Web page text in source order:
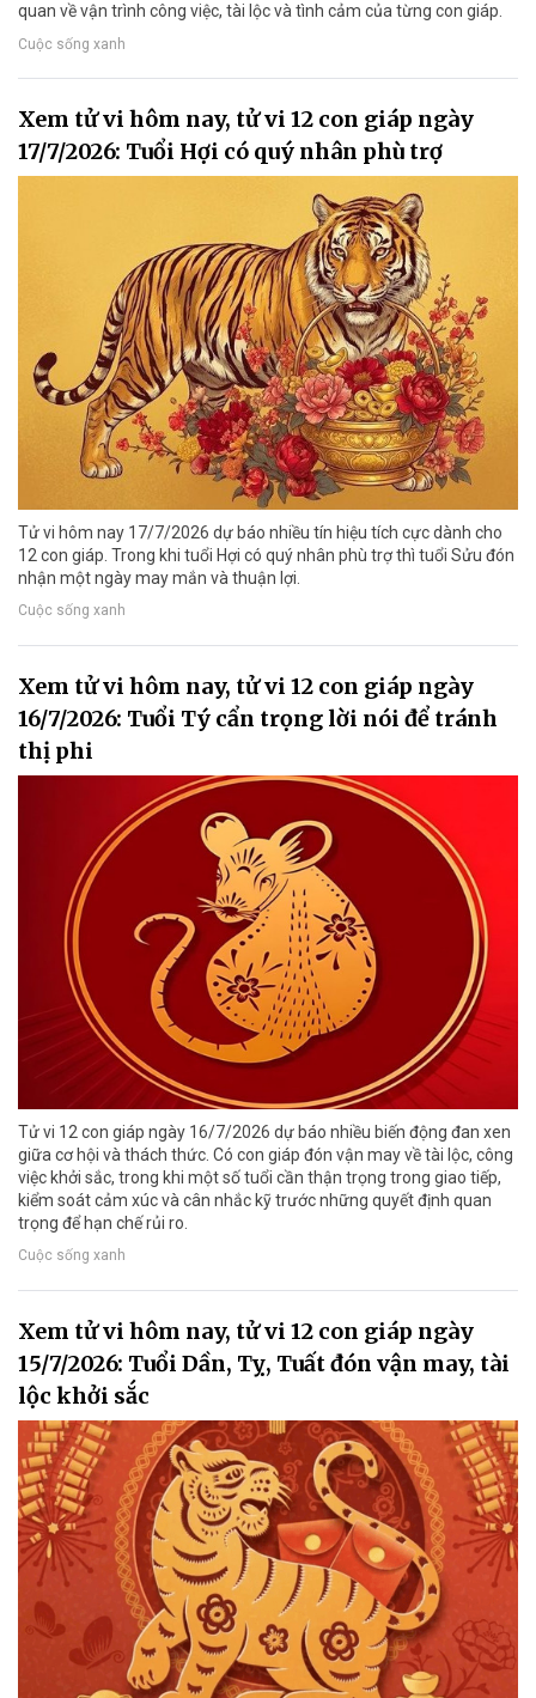
quan về vận trình công việc, tài lộc và tình cảm của từng con giáp.
Cuộc sống xanh
Xem tử vi hôm nay, tử vi 12 con giáp ngày
17/7/2026: Tuổi Hợi có quý nhân phù trợ
Tử vi hôm nay 17/7/2026 dự báo nhiều tín hiệu tích cực dành cho
12 con giáp. Trong khi tuổi Hợi có quý nhân phù trợ thì tuổi Sửu đón
nhận một ngày may mắn và thuận lợi.
Cuộc sống xanh
Xem tử vi hôm nay, tử vi 12 con giáp ngày
16/7/2026: Tuổi Tý cẩn trọng lời nói để tránh
thị phi
Tử vi 12 con giáp ngày 16/7/2026 dự báo nhiều biến động đan xen
giữa cơ hội và thách thức. Có con giáp đón vận may về tài lộc, công
việc khởi sắc, trong khi một số tuổi cần thận trọng trong giao tiếp,
kiểm soát cảm xúc và cân nhắc kỹ trước những quyết định quan
trọng để hạn chế rủi ro.
Cuộc sống xanh
Xem tử vi hôm nay, tử vi 12 con giáp ngày
15/7/2026: Tuổi Dần, Tỵ, Tuất đón vận may, tài
lộc khởi sắc